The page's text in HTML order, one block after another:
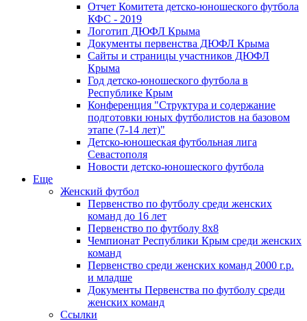
Отчет Комитета детско-юношеского футбола
КФС - 2019
Логотип ДЮФЛ Крыма
Документы первенства ДЮФЛ Крыма
Сайты и страницы участников ДЮФЛ
Крыма
Год детско-юношеского футбола в
Республике Крым
Конференция "Структура и содержание
подготовки юных футболистов на базовом
этапе (7-14 лет)"
Детско-юношеская футбольная лига
Севастополя
Новости детско-юношеского футбола
Еще
Женский футбол
Первенство по футболу среди женских
команд до 16 лет
Первенство по футболу 8х8
Чемпионат Республики Крым среди женских
команд
Первенство среди женских команд 2000 г.р.
и младше
Документы Первенства по футболу среди
женских команд
Ссылки